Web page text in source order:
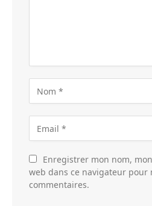
Enregistrer mon nom,
web dans ce navigateur pour
commentaires.